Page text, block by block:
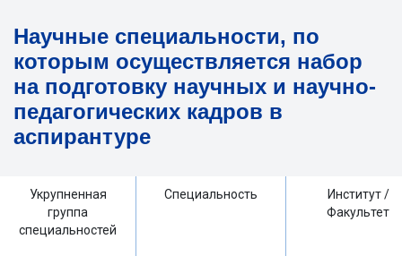
Научные специальности, по
которым осуществляется набор
на подготовку научных и научно-
педагогических кадров в
аспирантуре
Укрупненная
группа
специальностей
Специальность
Институт /
Факультет